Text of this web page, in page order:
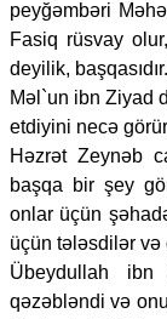
peyğəmbəri
Fasiq rüsvay
deyilik,
Məl`un ibn Ziyad
etdiyini necə
Həzrət Zeynəb
başqa bir şey
onlar üçün
üçün tələsdilər və
Übeydullah
qəzəbləndi və